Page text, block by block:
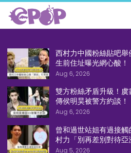
西村力中國粉絲貼吧舉
生前住址曝光網心酸！
Aug 6, 2026
雙方粉絲矛盾升級！虞
傳侯明昊被警方約談！
Aug 6, 2026
曾和過世站姐有過接
村力「別再差別對待亞
Aug 5, 2026